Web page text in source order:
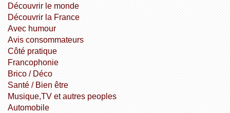
découvrir le monde
découvrir la France
avec humour
avis consommateurs
côté pratique
Francophonie
Brico / Déco
Santé / Bien être
Musique,TV et autres peoples
Automobile